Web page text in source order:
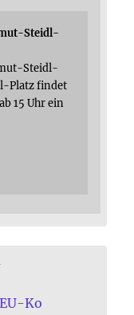
Steidl-
Steidl-
Platz findet
15 Uhr ein
Ko